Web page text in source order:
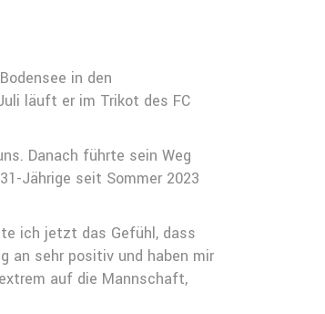
in den
läuft er im Trikot des FC
Danach führte sein Weg
Jährige seit Sommer 2023
ich jetzt das Gefühl, dass
an sehr positiv und haben mir
auf die Mannschaft,